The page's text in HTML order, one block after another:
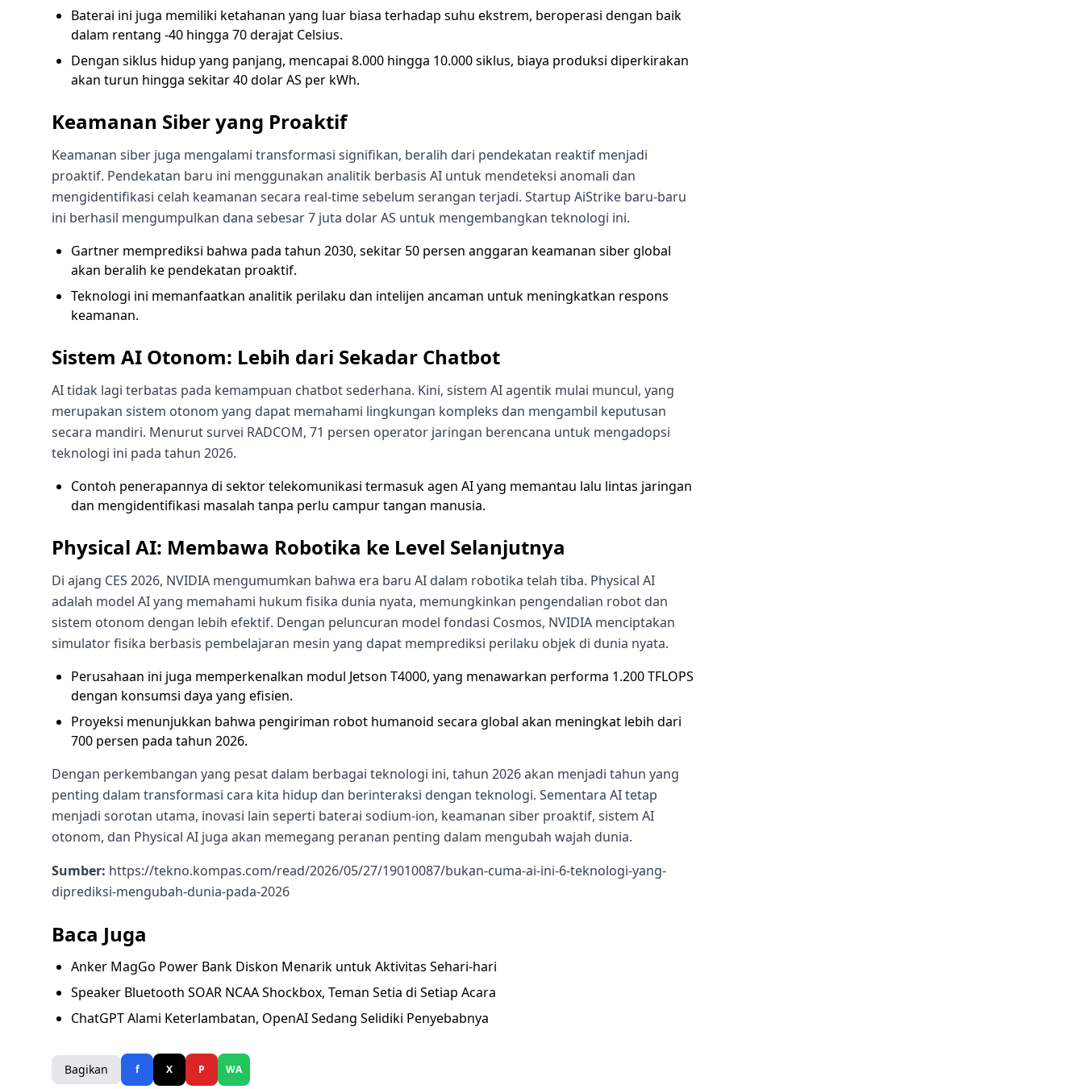
Baterai ini juga memiliki ketahanan yang luar biasa terhadap suhu ekstrem, beroperasi dengan baik
dalam rentang -40 hingga 70 derajat Celsius.
Dengan siklus hidup yang panjang, mencapai 8.000 hingga 10.000 siklus, biaya produksi diperkirakan
akan turun hingga sekitar 40 dolar AS per kWh.
Keamanan Siber yang Proaktif
Keamanan siber juga mengalami transformasi signifikan, beralih dari pendekatan reaktif menjadi
proaktif. Pendekatan baru ini menggunakan analitik berbasis AI untuk mendeteksi anomali dan
mengidentifikasi celah keamanan secara real-time sebelum serangan terjadi. Startup AiStrike baru-baru
ini berhasil mengumpulkan dana sebesar 7 juta dolar AS untuk mengembangkan teknologi ini.
Gartner memprediksi bahwa pada tahun 2030, sekitar 50 persen anggaran keamanan siber global
akan beralih ke pendekatan proaktif.
Teknologi ini memanfaatkan analitik perilaku dan intelijen ancaman untuk meningkatkan respons
keamanan.
Sistem AI Otonom: Lebih dari Sekadar Chatbot
AI tidak lagi terbatas pada kemampuan chatbot sederhana. Kini, sistem AI agentik mulai muncul, yang
merupakan sistem otonom yang dapat memahami lingkungan kompleks dan mengambil keputusan
secara mandiri. Menurut survei RADCOM, 71 persen operator jaringan berencana untuk mengadopsi
teknologi ini pada tahun 2026.
Contoh penerapannya di sektor telekomunikasi termasuk agen AI yang memantau lalu lintas jaringan
dan mengidentifikasi masalah tanpa perlu campur tangan manusia.
Physical AI: Membawa Robotika ke Level Selanjutnya
Di ajang CES 2026, NVIDIA mengumumkan bahwa era baru AI dalam robotika telah tiba. Physical AI
adalah model AI yang memahami hukum fisika dunia nyata, memungkinkan pengendalian robot dan
sistem otonom dengan lebih efektif. Dengan peluncuran model fondasi Cosmos, NVIDIA menciptakan
simulator fisika berbasis pembelajaran mesin yang dapat memprediksi perilaku objek di dunia nyata.
Perusahaan ini juga memperkenalkan modul Jetson T4000, yang menawarkan performa 1.200 TFLOPS
dengan konsumsi daya yang efisien.
Proyeksi menunjukkan bahwa pengiriman robot humanoid secara global akan meningkat lebih dari
700 persen pada tahun 2026.
Dengan perkembangan yang pesat dalam berbagai teknologi ini, tahun 2026 akan menjadi tahun yang
penting dalam transformasi cara kita hidup dan berinteraksi dengan teknologi. Sementara AI tetap
menjadi sorotan utama, inovasi lain seperti baterai sodium-ion, keamanan siber proaktif, sistem AI
otonom, dan Physical AI juga akan memegang peranan penting dalam mengubah wajah dunia.
Sumber: https://tekno.kompas.com/read/2026/05/27/19010087/bukan-cuma-ai-ini-6-teknologi-yang-
diprediksi-mengubah-dunia-pada-2026
Baca Juga
Anker MagGo Power Bank Diskon Menarik untuk Aktivitas Sehari-hari
Speaker Bluetooth SOAR NCAA Shockbox, Teman Setia di Setiap Acara
ChatGPT Alami Keterlambatan, OpenAI Sedang Selidiki Penyebabnya
Bagikan f X P WA